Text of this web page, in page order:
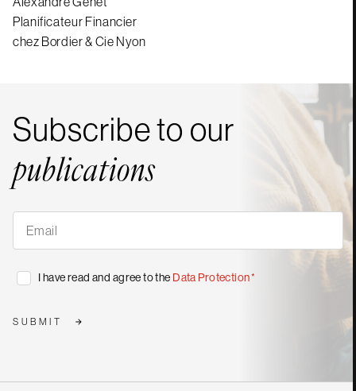
Planificateur Financier
chez Bordier & Cie Nyon
Subscribe to our
publications
Subscribe
*Consent
*
I have read and agree to the Data Protection*
SUBMIT